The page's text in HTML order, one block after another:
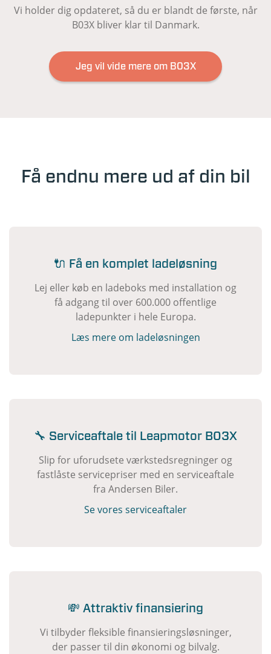
Vi holder dig opdateret, så du er blandt de første, når
B03X bliver klar til Danmark.
Jeg vil vide mere om B03X
Få endnu mere ud af din bil
🔌 Få en komplet ladeløsning
Lej eller køb en ladeboks med installation og
få adgang til over 600.000 offentlige
ladepunkter i hele Europa.
Læs mere om ladeløsningen
🔧 Serviceaftale til Leapmotor B03X
Slip for uforudsete værkstedsregninger og
fastlåste servicepriser med en serviceaftale
fra Andersen Biler.
Se vores serviceaftaler
💸 Attraktiv finansiering
Vi tilbyder fleksible finansieringsløsninger,
der passer til din økonomi og bilvalg.